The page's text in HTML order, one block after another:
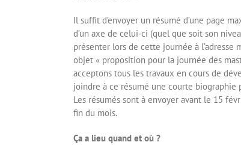
Il suffit d’envoyer un résumé d’une page
d’un axe de celui-ci (quel que soit son
présenter lors de cette journée à l’adresse
objet « proposition pour la journée des
acceptons tous les travaux en cours de
joindre à ce résumé une courte biographie
Les résumés sont à envoyer avant le 15
fin du mois.
Ça a lieu quand et où ?